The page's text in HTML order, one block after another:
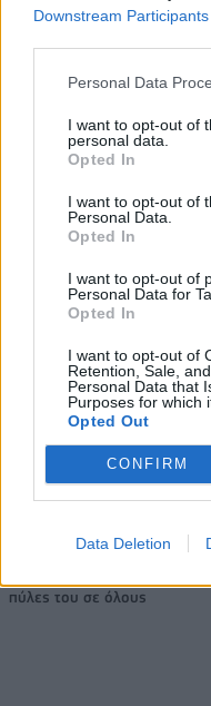
Downstream Participants
Personal Data
I want to opt-out of
personal data.
Opted In
I want to opt-out of
Personal Data.
Opted In
I want to opt-out of
Personal Data for
Opted In
I want to opt-out of
Retention, Sale,
Personal Data that
Purposes for which
Opted Out
CONFIRM
Data Deletion
Ελληνική Αναπτυξιακή
ανοίγει δρόμο για δάνεια
δισ. σε μικρομεσαίες
Η Chery επενδύει 75 εκατ.
Το FIAT 500 Hybrid τώρα από
18.990 ευρώ
18η συνεχόμενη χρονιά για
πύλες του σε όλους